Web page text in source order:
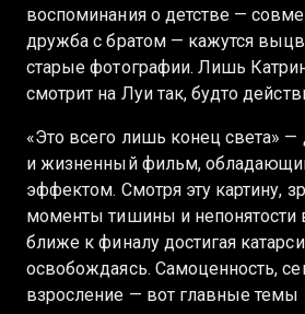
воспоминания о детстве —
дружба с братом — кажутся
старые фотографии. Лишь
смотрит на Луи так, будто
«Это всего лишь конец света»
и жизненный фильм,
эффектом. Смотря эту картину,
моменты тишины и непонятости
ближе к финалу достигая
освобождаясь. Самоценность,
взросление — вот главные темы